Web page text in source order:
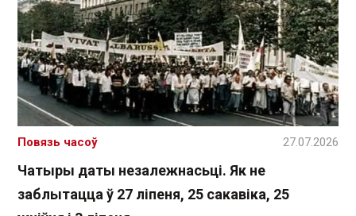
Чатыры даты незалежнасьці. Як не
заблытацца ў 27 ліпеня, 25 сакавіка, 25
Повязь часоў 27.07.2026